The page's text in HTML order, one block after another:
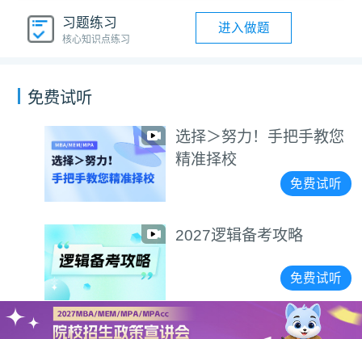
习题练习
核心知识点练习
进入做题
免费试听
选择＞努力！手把手教您
精准择校
免费试听
2027逻辑备考攻略
免费试听